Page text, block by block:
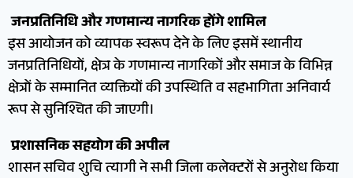
​जनप्रतिनिधि और गणमान्य नागरिक होंगे शामिल
इस आयोजन को व्यापक स्वरूप देने के लिए इसमें स्थानीय
जनप्रतिनिधियों, क्षेत्र के गणमान्य नागरिकों और समाज के विभिन्न
क्षेत्रों के सम्मानित व्यक्तियों की उपस्थिति व सहभागिता अनिवार्य
रूप से सुनिश्चित की जाएगी।
​प्रशासनिक सहयोग की अपील
शासन सचिव शुचि त्यागी ने सभी जिला कलेक्टरों से अनुरोध किया